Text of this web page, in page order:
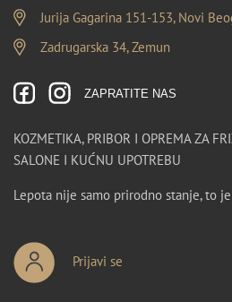
Jurija Gagarina 151-153, Novi
Zadrugarska 34, Zemun
ZAPRATITE NAS
KOZMETIKA, PRIBOR I OPREMA ZA
SALONE I KUĆNU UPOTREBU
Lepota nije samo prirodno stanje, to
Prijavi se